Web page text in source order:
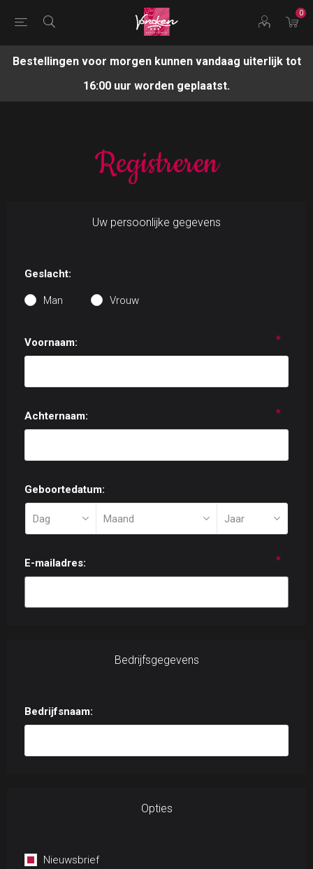
0
Bestellingen voor morgen kunnen vandaag uiterlijk tot
16:00 uur worden geplaatst.
Registreren
Uw persoonlijke gegevens
Geslacht:
Man Vrouw
Voornaam: *
Achternaam: *
Geboortedatum:
E-mailadres: *
Bedrijfsgegevens
Bedrijfsnaam:
Opties
Nieuwsbrief